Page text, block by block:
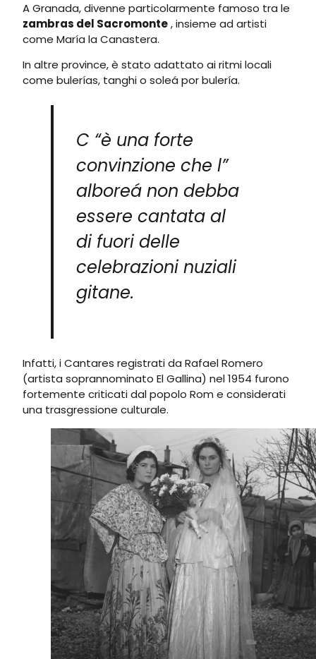
A Granada, divenne particolarmente famoso tra le
zambras del Sacromonte, insieme ad artisti
come María la Canastera.
In altre province, è stato adattato ai ritmi locali
come bulerías, tanghi o soleá por bulería.
C “è una forte
convinzione che l”
alboreá non debba
essere cantata al
di fuori delle
celebrazioni nuziali
gitane.
Infatti, i Cantares registrati da Rafael Romero
(artista soprannominato El Gallina) nel 1954 furono
fortemente criticati dal popolo Rom e considerati
una trasgressione culturale.